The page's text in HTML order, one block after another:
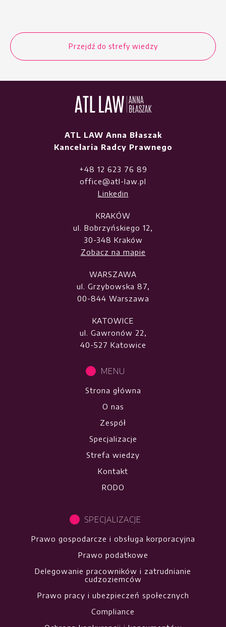
Przejdź do strefy wiedzy
ATL LAW Anna Błaszak
Kancelaria Radcy Prawnego
+48 12 623 76 89
office@atl-law.pl
Linkedin
KRAKÓW
ul. Bobrzyńskiego 12,
30-348 Kraków
Zobacz na mapie
WARSZAWA
ul. Grzybowska 87,
00-844 Warszawa
KATOWICE
ul. Gawronów 22,
40-527 Katowice
MENU
Strona główna
O nas
Zespół
Specjalizacje
Strefa wiedzy
Kontakt
RODO
SPECJALIZACJE
Prawo gospodarcze i obsługa korporacyjna
Prawo podatkowe
Delegowanie pracowników i zatrudnianie
cudzoziemców
Prawo pracy i ubezpieczeń społecznych
Compliance